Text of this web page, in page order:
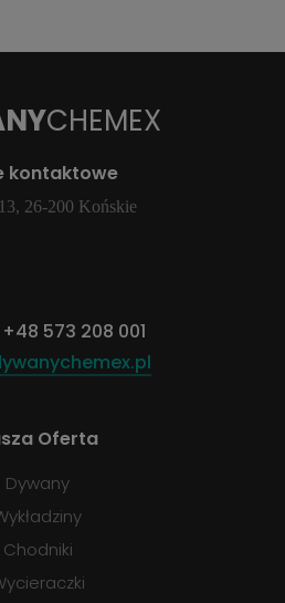
CHEMEX
kontaktowe
26-200 Końskie
+48 573 208 001
Oferta
Dywany
Chodniki